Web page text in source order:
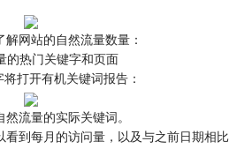
网站的自然流量数量：
热门关键字和页面
打开有机关键词报告：
流量的实际关键词。
到每月的访问量，以及与之前日期相比